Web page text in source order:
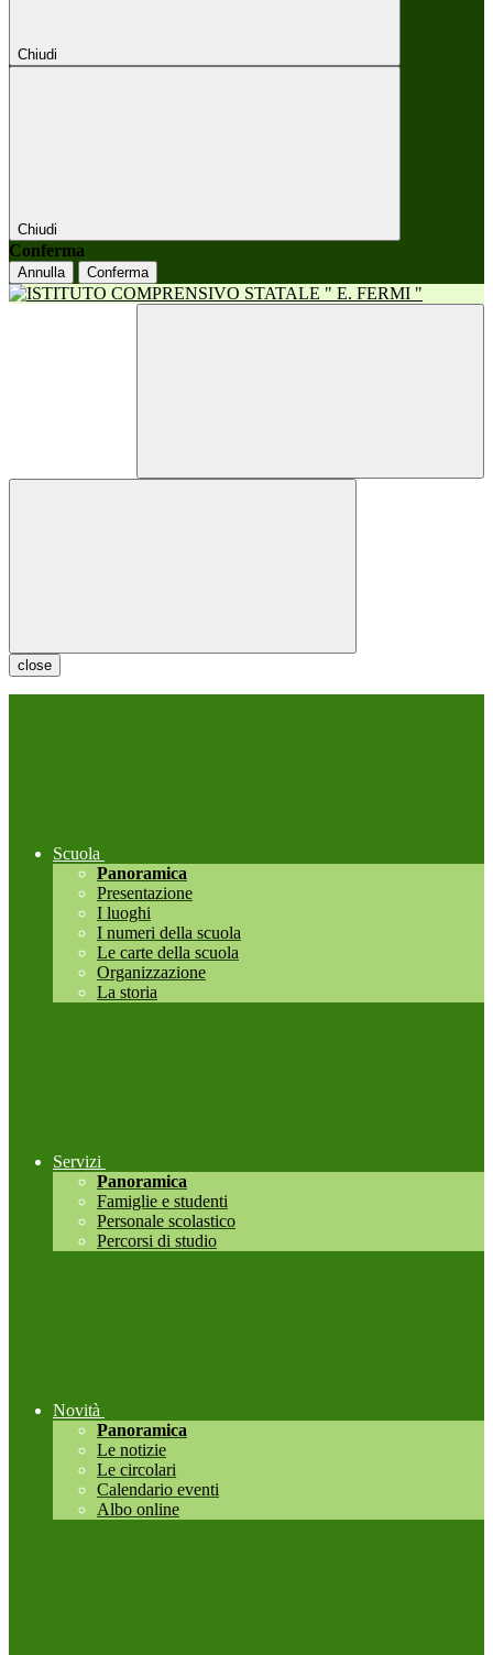
Chiudi
Chiudi
Conferma
Annulla Conferma
close
Scuola
Panoramica
Presentazione
I luoghi
I numeri della scuola
Le carte della scuola
Organizzazione
La storia
Servizi
Panoramica
Famiglie e studenti
Personale scolastico
Percorsi di studio
Novità
Panoramica
Le notizie
Le circolari
Calendario eventi
Albo online